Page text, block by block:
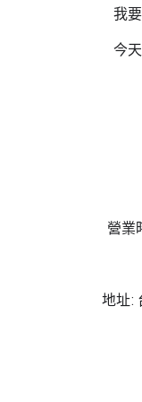
我
今
營業
地址: